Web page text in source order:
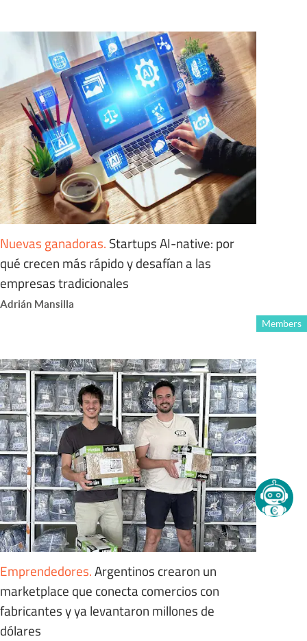
Nuevas ganadoras. Startups AI-native: por
qué crecen más rápido y desafían a las
empresas tradicionales
Adrián Mansilla
Members
Emprendedores.Argentinos crearon un
marketplace que conecta comercios con
fabricantes y ya levantaron millones de
dólares